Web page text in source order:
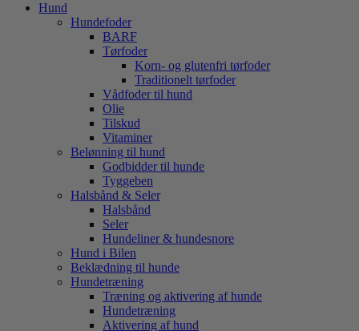
Hund
Hundefoder
BARF
Tørfoder
Korn- og glutenfri tørfoder
Traditionelt tørfoder
Vådfoder til hund
Olie
Tilskud
Vitaminer
Belønning til hund
Godbidder til hunde
Tyggeben
Halsbånd & Seler
Halsbånd
Seler
Hundeliner & hundesnore
Hund i Bilen
Beklædning til hunde
Hundetræning
Træning og aktivering af hunde
Hundetræning
Aktivering af hund